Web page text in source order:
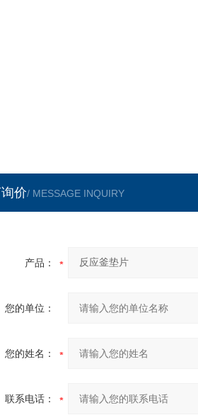
价/ MESSAGE INQUIRY
产品：
您的单位：
您的姓名：
联系电话：